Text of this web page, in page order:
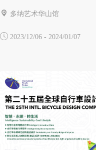
多纳艺术华山馆
2023/12/06 - 2024/01/07